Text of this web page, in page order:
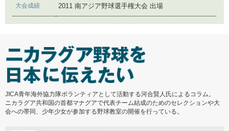
2024年9月2日
ネパール野球25周年日本ネパールスポーツ交流プログ
2024年4月12日
学校スポーツ連盟との協定
2024年1月15日
1st National Baseball5 Championship 2024
大会成績 2011 南アジア野球選手権大会 出場
JICA青年海外協力隊ボランティアとして活動する河合賢人氏によるコラム。
ニカラグア共和国の首都マナグアで代表チーム結成のためのセレクションや大
会への帯同、少年少女が参加する野球教室の開催を行っている。